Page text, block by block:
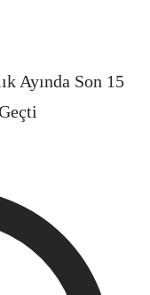
Ayında Son 15